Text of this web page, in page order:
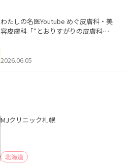
わたしの名医Youtube めぐ皮膚科・美
容皮膚科「”とおりすがりの皮膚科
2026.06.05
MJクリニック札幌
北海道